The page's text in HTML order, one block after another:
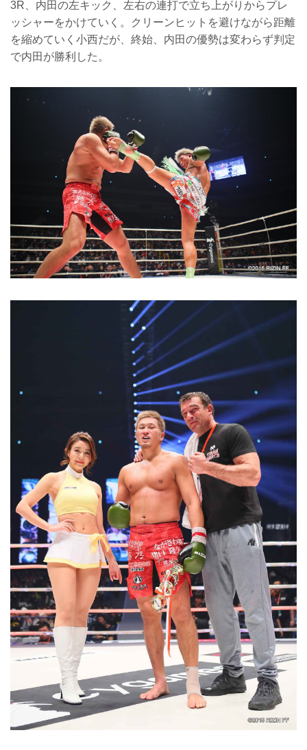
3R、内田の左キック、左右の連打で立ち上がりからプレ
ッシャーをかけていく。クリーンヒットを避けながら距離
を縮めていく小西だが、終始、内田の優勢は変わらず判定
で内田が勝利した。